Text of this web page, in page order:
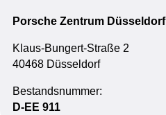
Porsche Zentrum Düsseldorf
Klaus-Bungert-Straße 2
40468 Düsseldorf
Bestandsnummer:
D-EE 911